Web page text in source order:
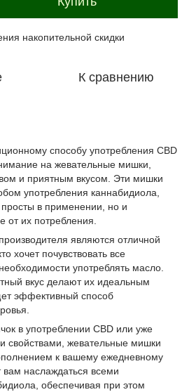
накопительной скидки
К сравнению
способу употребления CBD
на жевательные мишки,
и приятным вкусом. Эти мишки
употребления каннабидиола,
просты в применении, но и
от их потребления.
являются отличной
хочет почувствовать все
употреблять масло.
вкус делают их идеальным
эффективный способ
в употреблении CBD или уже
свойствами, жевательные мишки
к вашему ежедневному
наслаждаться всеми
обеспечивая при этом